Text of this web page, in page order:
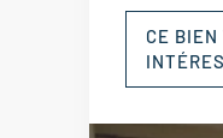
CE BIEN